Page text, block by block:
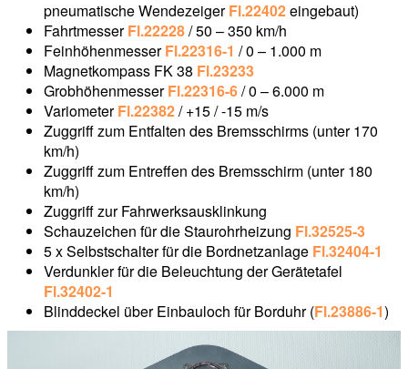
pneumatische WendezeigerFl.22402eingebaut)
FahrtmesserFl.22228/ 50 – 350 km/h
FeinhöhenmesserFl.22316-1 / 0 – 1.000 m
Magnetkompass FK 38 Fl.23233
GrobhöhenmesserFl.22316-6/ 0 – 6.000 m
VariometerFl.22382/ +15 / -15 m/s
Zuggriff zum Entfalten des Bremsschirms (unter 170
km/h)
Zuggriff zum Entreffen des Bremsschirm (unter 180
km/h)
Zuggriff zur Fahrwerksausklinkung
Schauzeichen für die Staurohrheizung Fl.32525-3
5 x Selbstschalter für die Bordnetzanlage Fl.32404-1
Verdunkler für die Beleuchtung der Gerätetafel
Fl.32402-1
Blinddeckel über Einbauloch für Borduhr (Fl.23886-1)